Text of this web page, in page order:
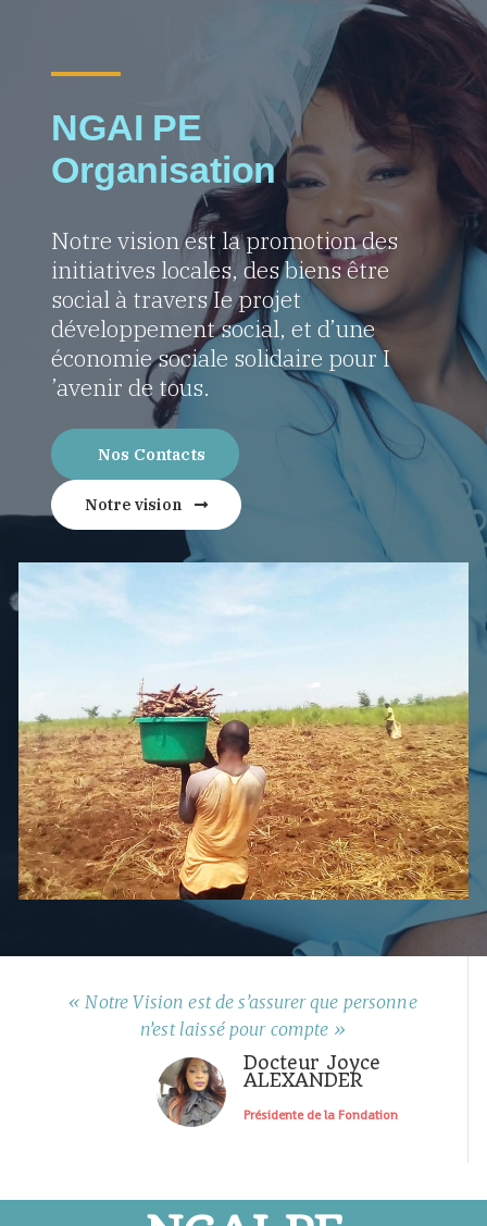
NGAI PE
Organisation
Notre vision est la promotion des
initiatives locales, des biens être
social à travers Ie projet
développement social, et d’une
économie sociale solidaire pour I
’avenir de tous.
Nos Contacts
Notre vision
« Notre Vision est de s’assurer que personne
n’est laissé pour compte »
Docteur Joyce
ALEXANDER
Présidente de la Fondation